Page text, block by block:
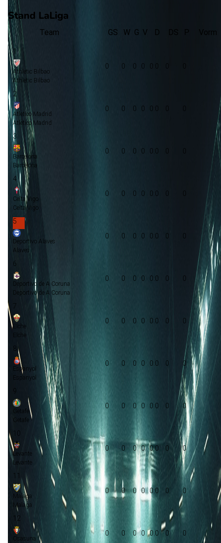
Stand LaLiga
Team GS W G V D P Vorm
1
Athletic Bilbao
Athletic Bilbao
0 0 0 0 0:0
2
Atletico Madrid
Atletico Madrid
0 0 0 0 0:0
3
Barcelona
Barcelona
0 0 0 0 0:0
4
Celta Vigo
Celta Vigo
0 0 0 0 0:0 0 0
5
Deportivo Alaves
Alaves
0 0 0 0 0:0 0 0
6
Deportivo de A Coruna
Deportivo de A Coruna
0 0 0 0 0:0 0 0
7
Elche
Elche
0 0 0 0 0:0 0 0
8
Espanyol
Espanyol
0 0 0 0 0:0 0 0
9
Getafe
Getafe
0 0 0 0 0:0 0 0
10
Levante
Levante
0 0 0 0 0:0 0 0
11
Malaga
Malaga
0 0 0 0 0:0 0 0
12
Osasuna
0 0 0 0 0:0 0 0